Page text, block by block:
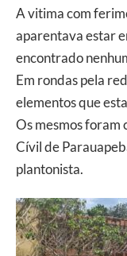
A vitima com
aparentava estar
encontrado
Em rondas pela
elementos que
Os mesmos foram
Cívil de
plantonista.